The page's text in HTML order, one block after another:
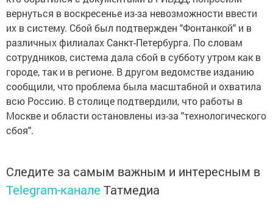
вернуться в воскресенье из-за невозможности ввести
их в систему. Сбой был подтвержден "Фонтанкой" и в
различных филиалах Санкт-Петербурга. По словам
сотрудников, система дала сбой в субботу утром как в
городе, так и в регионе. В другом ведомстве изданию
сообщили, что проблема была масштабной и охватила
всю Россию. В столице подтвердили, что работы в
Москве и области остановлены из-за "технологического
сбоя".
Следите за самым важным и интересным в
Telegram-канале Татмедиа